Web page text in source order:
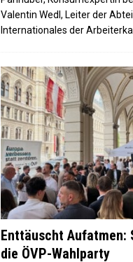
Valentin Wedl, Leiter der
Internationales der
Enttäuscht Aufatmen:
die ÖVP-Wahlparty